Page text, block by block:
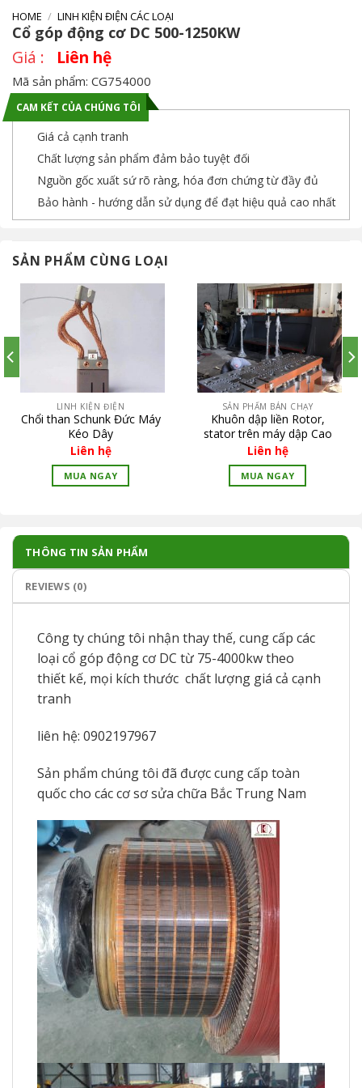
HOME / LINH KIỆN ĐIỆN CÁC LOẠI
Cổ góp động cơ DC 500-1250KW
Liên hệ
Mã sản phẩm: CG754000
CAM KẾT CỦA CHÚNG TÔI
Giá cả cạnh tranh
Chất lượng sản phẩm đảm bảo tuyệt đối
Nguồn gốc xuất sứ rõ ràng, hóa đơn chứng từ đầy đủ
Bảo hành - hướng dẫn sử dụng để đạt hiệu quả cao nhất
SẢN PHẨM CÙNG LOẠI
LINH KIỆN ĐIỆN
Chổi than Schunk Đức Máy
Kéo Dây
Liên hệ
MUA NGAY
SẢN PHẨM BÁN CHẠY
Khuôn dập liền Rotor,
stator trên máy dập Cao
tốc
Liên hệ
MUA NGAY
THÔNG TIN SẢN PHẨM
REVIEWS (0)
Công ty chúng tôi nhận thay thế, cung cấp các
loại cổ góp động cơ DC từ 75-4000kw theo
thiết kế, mọi kích thước chất lượng giá cả cạnh
tranh
liên hệ: 0902197967
Sản phẩm chúng tôi đã được cung cấp toàn
quốc cho các cơ sơ sửa chữa Bắc Trung Nam